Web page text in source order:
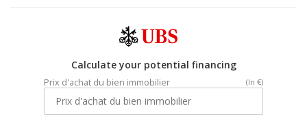
Calculate your potential financing
Prix d'achat du bien immobilier (In €)